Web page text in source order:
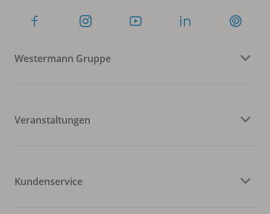
Westermann Gruppe
Veranstaltungen
Kundenservice